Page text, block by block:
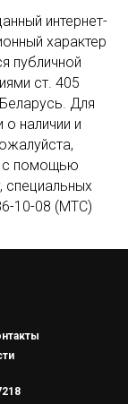
интернет-
характер
публичной
ст. 405
Для
наличии и
с помощью
специальных
10-08 (МТС)